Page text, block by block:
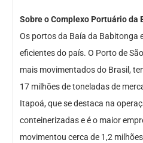
Sobre o Complexo Portuário da
Os portos da Baía da Babitonga
eficientes do país. O Porto de
mais movimentados do Brasil,
17 milhões de toneladas de
Itapoá, que se destaca na
conteinerizadas e é o maior
movimentou cerca de 1,2